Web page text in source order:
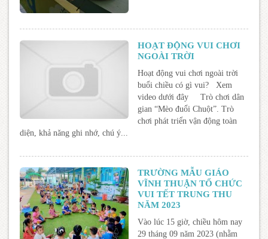
HOẠT ĐỘNG VUI CHƠI
NGOÀI TRỜI
Hoạt động vui chơi ngoài trời
buổi chiều có gì vui? Xem
video dưới đây Trò chơi dân
gian “Mèo đuổi Chuột”. Trò
chơi phát triển vận động toàn
diện, khả năng ghi nhớ, chú ý...
TRƯỜNG MẪU GIÁO
VĨNH THUẬN TỔ CHỨC
VUI TẾT TRUNG THU
NĂM 2023
Vào lúc 15 giờ, chiều hôm nay
29 tháng 09 năm 2023 (nhằm